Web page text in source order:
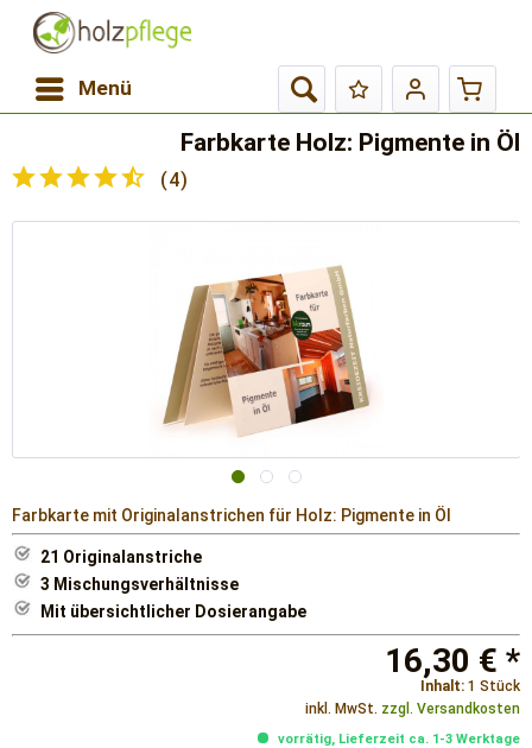
Menü
Farbkarte Holz: Pigmente in Öl
(4)
Farbkarte mit Originalanstrichen für Holz: Pigmente in Öl
21 Originalanstriche
3 Mischungsverhältnisse
Mit übersichtlicher Dosierangabe
16,30 € *
Inhalt: 1 Stück
inkl. MwSt. zzgl. Versandkosten
vorrätig, Lieferzeit ca. 1-3 Werktage